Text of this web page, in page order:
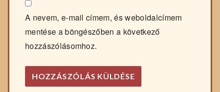
A nevem, e-mail címem, és weboldalcímem
mentése a böngészőben a következő
hozzászólásomhoz.